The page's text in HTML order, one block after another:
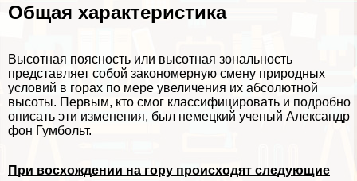
Общая хаpaктеристика
Высотная поясность или высотная зональность
представляет собой закономерную смену природных
условий в горах по мере увеличения их абсолютной
высоты. Первым, кто смог классифицировать и подробно
описать эти изменения, был немецкий ученый Александр
фон Гумбольт.
При восхождении на гору происходят следующие